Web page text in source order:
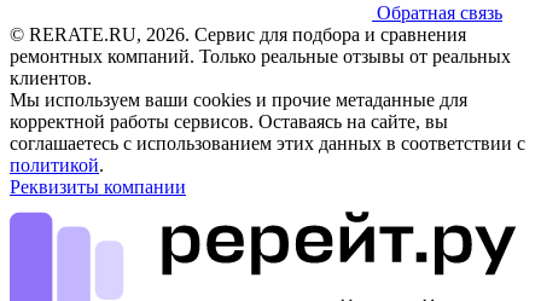
Обратная связь
© RERATE.RU, 2026. Сервис для подбора и сравнения
ремонтных компаний. Только реальные отзывы от реальных
клиентов.
Мы используем ваши cookies и прочие метаданные для
корректной работы сервисов. Оставаясь на сайте, вы
соглашаетесь с использованием этих данных в соответствии с
политикой.
Реквизиты компании